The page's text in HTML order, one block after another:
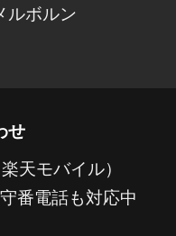
ルボルン
せ
天モバイル）
番電話も対応中